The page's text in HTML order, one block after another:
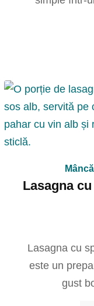
Lasagna
Lasagna cu
este un
gust